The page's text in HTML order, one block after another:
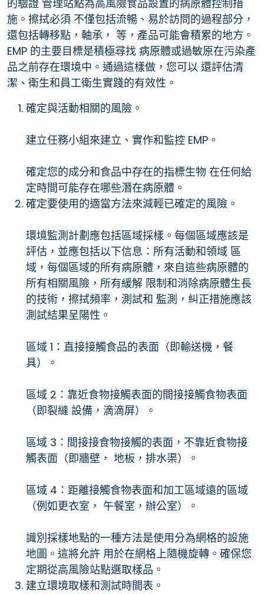
的驗證 管理站點為高風險食品設置的病原體控制措
施。擦拭必須 不僅包括流暢、易於訪問的過程部分，
還包括轉移點，軸承， 等，產品可能會積累的地方。
EMP 的主要目標是積極尋找 病原體或過敏原在污染產
品之前存在環境中。通過這樣做，您可以 還評估清
潔、衛生和員工衛生實踐的有效性。
確定與活動相關的風險。
建立任務小組來建立、實作和監控 EMP。
確定您的成分和食品中存在的指標生物 在任何給
定時間可能存在哪些潛在病原體。
確定要使用的適當方法來減輕已確定的風險。
環境監測計劃應包括區域採樣。每個區域應該是
評估，並應包括以下信息：所有活動和領域 區
域，每個區域的所有病原體，來自這些病原體的
所有相關風險，所有緩解 限制和消除病原體生長
的技術，擦拭頻率，測試和 監測，糾正措施應該
測試結果呈陽性。
區域 1：直接接觸食品的表面（即輸送機，餐
具）。
區域 2：靠近食物接觸表面的間接接觸食物表面
（即裂縫 設備，滴滴屏）。
區域 3：間接接食物接觸的表面，不靠近食物接
觸表面（即牆壁， 地板，排水渠）。
區域 4：距離接觸食物表面和加工區域遠的區域
（例如更衣室， 午餐室，辦公室）。
識別採樣地點的一種方法是使用分為網格的設施
地圖。這將允許 用於在網格上隨機旋轉。確保您
定期從高風險站點選取樣品。
建立環境取樣和測試時間表。